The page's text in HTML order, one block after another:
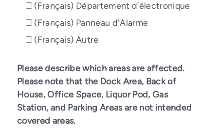
(Français) Département d’électronique
(Français) Panneau d'Alarme
(Français) Autre
Please describe which areas are affected.
Please note that the Dock Area, Back of
House, Office Space, Liquor Pod, Gas
Station, and Parking Areas are not intended
covered areas.